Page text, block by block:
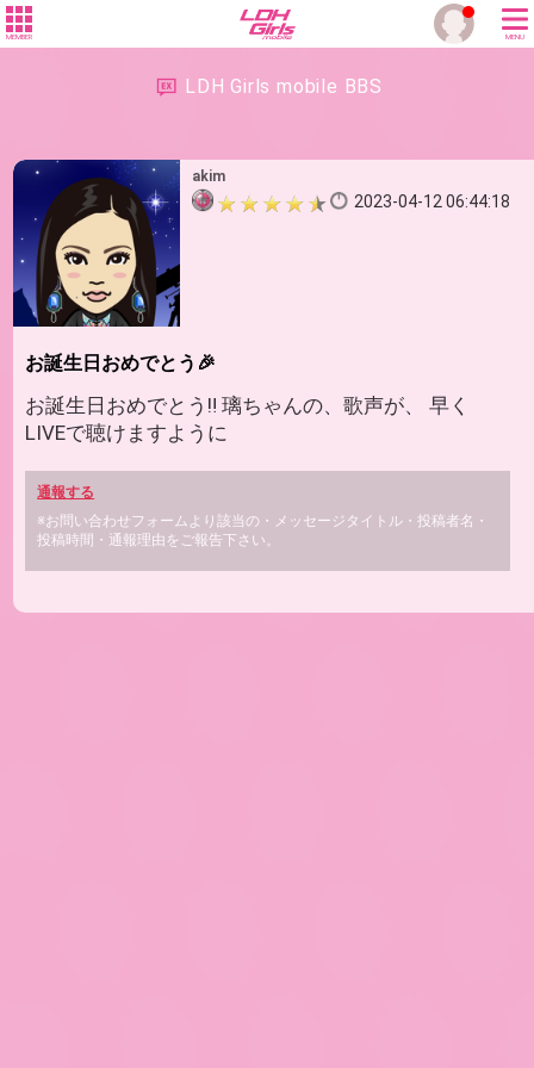
MEMBER MENU
LDH Girls mobile BBS
akim
2023-04-12 06:44:18
お誕生日おめでとう🎉
お誕生日おめでとう‼️ 璃ちゃんの、歌声が、 早く
LIVEで聴けますように
通報する
※お問い合わせフォームより該当の・メッセージタイトル・投稿者名・
投稿時間・通報理由をご報告下さい。